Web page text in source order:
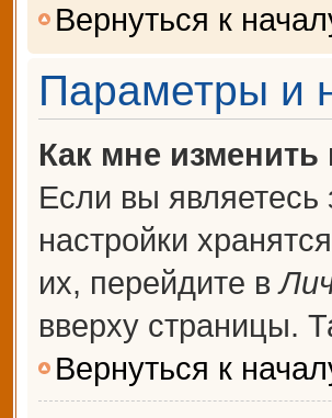
Вернуться к
Параметры и
Как мне
Если вы являетесь
настройки
их, перейдите в
вверху страницы.
Вернуться к